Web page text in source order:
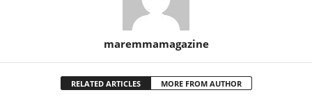
maremmamagazine
RELATED ARTICLES MORE FROM AUTHOR